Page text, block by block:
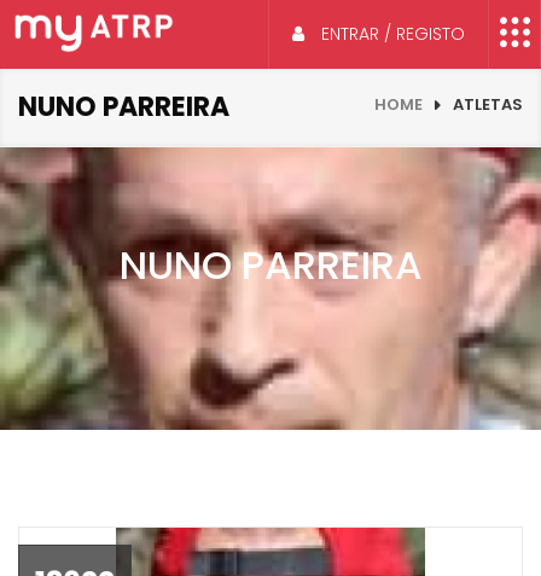
ENTRAR / REGISTO
NUNO PARREIRA HOME ATLETAS
NUNO PARREIRA